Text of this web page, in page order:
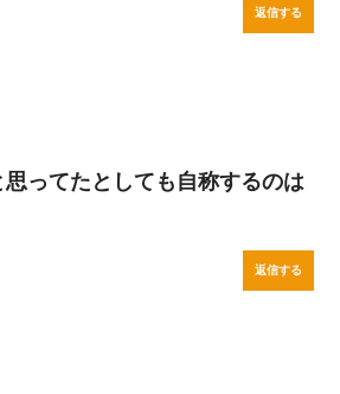
返信する
ってたとしても自称するのは
返信する